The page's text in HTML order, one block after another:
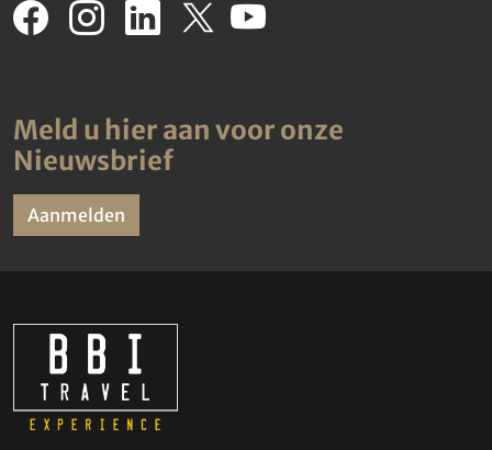
Meld u hier aan voor onze
Nieuwsbrief
Aanmelden